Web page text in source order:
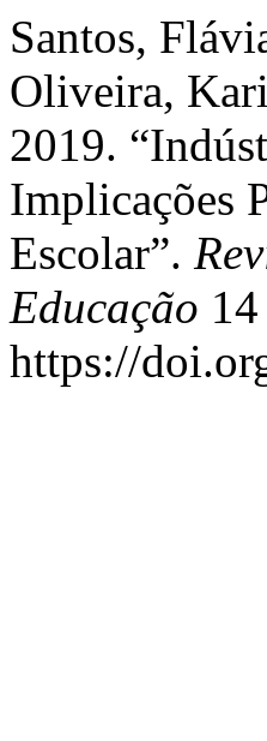
Santos,
Oliveira,
2019.
Implicações
Escolar”.
Educação
https://